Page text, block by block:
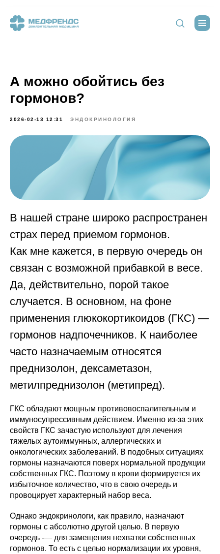
А можно обойтись без
гормонов?
2026-02-13 12:31 ЭНДОКРИНОЛОГИЯ
В нашей стране широко распространен
страх перед приемом гормонов.
Как мне кажется, в первую очередь он
связан с возможной прибавкой в весе.
Да, действительно, порой такое
случается. В основном, на фоне
применения глюкокортикоидов (ГКС) —
гормонов надпочечников. К наиболее
часто назначаемым относятся
преднизолон, дексаметазон,
метилпреднизолон (метипред).
ГКС обладают мощным противовоспалительным и
иммуносупрессивным действием. Именно из-за этих
свойств ГКС зачастую используют для лечения
тяжелых аутоиммунных, аллергических и
онкологических заболеваний. В подобных ситуациях
гормоны назначаются поверх нормальной продукции
собственных ГКС. Поэтому в крови формируется их
избыточное количество, что в свою очередь и
провоцирует характерный набор веса.
Однако эндокринологи, как правило, назначают
гормоны с абсолютно другой целью. В первую
очередь -— для замещения нехватки собственных
гормонов. То есть с целью нормализации их уровня,